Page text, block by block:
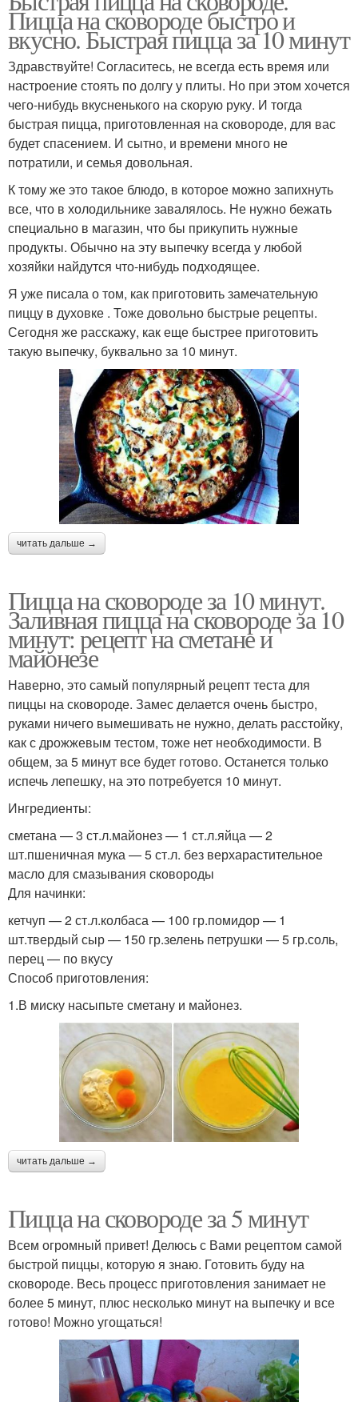
Пицца на сковороде быстро и
вкусно. Быстрая пицца за 10 минут
Здравствуйте! Согласитесь, не всегда есть время или
настроение стоять по долгу у плиты. Но при этом хочется
чего-нибудь вкусненького на скорую руку. И тогда
быстрая пицца, приготовленная на сковороде, для вас
будет спасением. И сытно, и времени много не
потратили, и семья довольная.
К тому же это такое блюдо, в которое можно запихнуть
все, что в холодильнике завалялось. Не нужно бежать
специально в магазин, что бы прикупить нужные
продукты. Обычно на эту выпечку всегда у любой
хозяйки найдутся что-нибудь подходящее.
Я уже писала о том, как приготовить замечательную
пиццу в духовке . Тоже довольно быстрые рецепты.
Сегодня же расскажу, как еще быстрее приготовить
такую выпечку, буквально за 10 минут.
читать дальше →
Пицца на сковороде за 10 минут.
Заливная пицца на сковороде за 10
минут: рецепт на сметане и
майонезе
Наверно, это самый популярный рецепт теста для
пиццы на сковороде. Замес делается очень быстро,
руками ничего вымешивать не нужно, делать расстойку,
как с дрожжевым тестом, тоже нет необходимости. В
общем, за 5 минут все будет готово. Останется только
испечь лепешку, на это потребуется 10 минут.
Ингредиенты:
сметана — 3 ст.л.майонез — 1 ст.л.яйца — 2
шт.пшеничная мука — 5 ст.л. без верхарастительное
масло для смазывания сковороды
Для начинки:
кетчуп — 2 ст.л.колбаса — 100 гр.помидор — 1
шт.твердый сыр — 150 гр.зелень петрушки — 5 гр.соль,
перец — по вкусу
Способ приготовления:
1.В миску насыпьте сметану и майонез.
читать дальше →
Пицца на сковороде за 5 минут
Всем огромный привет! Делюсь с Вами рецептом самой
быстрой пиццы, которую я знаю. Готовить буду на
сковороде. Весь процесс приготовления занимает не
более 5 минут, плюс несколько минут на выпечку и все
готово! Можно угощаться!